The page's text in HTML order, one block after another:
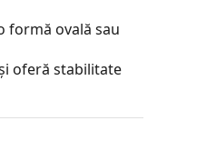
formă ovală sau
oferă stabilitate
optician cu